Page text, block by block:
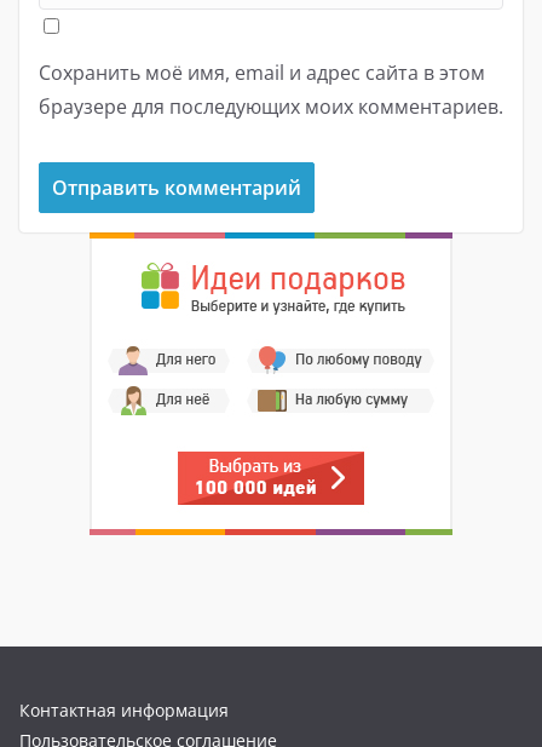
Сохранить моё имя, email и адрес сайта в этом
браузере для последующих моих комментариев.
Контактная информация
Пользовательское соглашение